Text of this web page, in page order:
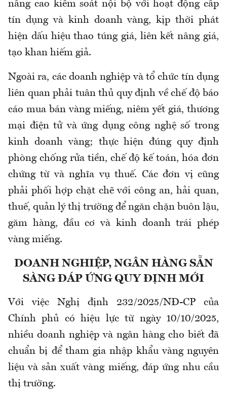
nâng cao kiểm soát nội bộ với hoạt động cấp
tín dụng và kinh doanh vàng, kịp thời phát
hiện dấu hiệu thao túng giá, liên kết nâng giá,
tạo khan hiếm giả.
Ngoài ra, các doanh nghiệp và tổ chức tín dụng
liên quan phải tuân thủ quy định về chế độ báo
cáo mua bán vàng miếng, niêm yết giá, thương
mại điện tử và ứng dụng công nghệ số trong
kinh doanh vàng; thực hiện đúng quy định
phòng chống rửa tiền, chế độ kế toán, hóa đơn
chứng từ và nghĩa vụ thuế. Các đơn vị cũng
phải phối hợp chặt chẽ với công an, hải quan,
thuế, quản lý thị trường để ngăn chặn buôn lậu,
găm hàng, đầu cơ và kinh doanh trái phép
vàng miếng.
DOANH NGHIỆP, NGÂN HÀNG SẴN
SÀNG ĐÁP ỨNG QUY ĐỊNH MỚI
Với việc Nghị định 232/2025/NĐ-CP của
Chính phủ có hiệu lực từ ngày 10/10/2025,
nhiều doanh nghiệp và ngân hàng cho biết đã
chuẩn bị để tham gia nhập khẩu vàng nguyên
liệu và sản xuất vàng miếng, đáp ứng nhu cầu
thị trường.